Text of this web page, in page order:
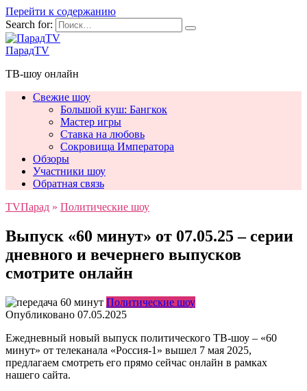
Перейти к содержанию
Search for:
ПарадTV
ТВ-шоу онлайн
Свежие шоу
Большой куш: Бангкок
Мастер игры
Ставка на любовь
Сокровища Императора
Обзоры
Участники шоу
Обратная связь
TVПарад » Политические шоу
Выпуск «60 минут» от 07.05.25 – серии
дневного и вечернего выпусков
смотрите онлайн
Политические шоу
Опубликовано 07.05.2025
Ежедневный новый выпуск политического ТВ-шоу – «60
минут» от телеканала «Россия-1» вышел 7 мая 2025,
предлагаем смотреть его прямо сейчас онлайн в рамках
нашего сайта.